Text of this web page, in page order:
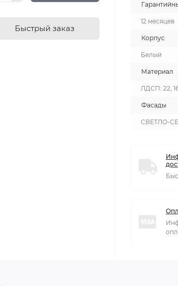
Быстрый заказ
12 месяцев
Корпус
Белый
Материал
ЛДСП: 22,
Фасады
СВЕТЛО-